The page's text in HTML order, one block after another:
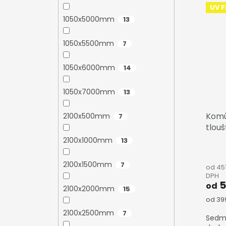
1050x5000mm 13
1050x5500mm 7
1050x6000mm 14
1050x7000mm 13
2100x500mm 7
2100x1000mm 13
2100x1500mm 7
2100x2000mm 15
2100x2500mm 7
UV
od
DPH
od
Měrná
od